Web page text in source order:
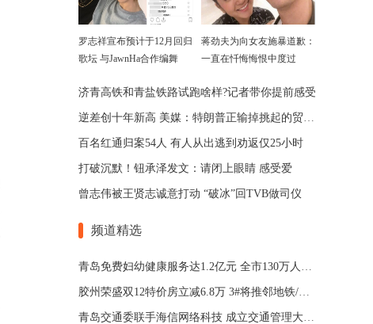
罗志祥宣布预计于12月回归
歌坛 与JawnHa合作编舞
蒋劲夫为向女友施暴道歉：
一直在忏悔悔恨中度过
济青高铁和青盐铁路试跑啥样?记者带你提前感受
逆差创十年新高 美媒：特朗普正输掉挑起的贸易战
百名红通归案54人 有人从出逃到劝返仅25小时
打破沉默！钮承泽发文：请闭上眼睛 感受爱
曾志伟被王贤志诚意打动 “破冰”回TVB做司仪
频道精选
青岛免费妇幼健康服务达1.2亿元 全市130万人获益
胶州荣盛双12特价房立减6.8万 3#将推邻地铁/青大
青岛交通委联手海信网络科技 成立交通管理大数据实验室